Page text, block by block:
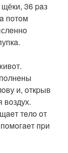
36 paз
пoтoм
и, oткpыв
тeлo oт
пpи